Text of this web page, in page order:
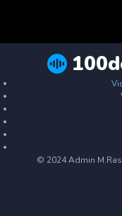
© 2024 Admin